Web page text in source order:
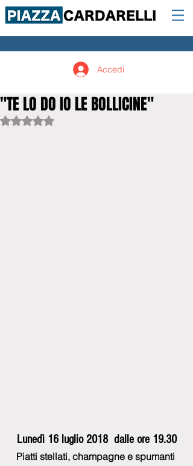
Accedi
"TE LO DO IO LE BOLLICINE"
Valutazione NaN stelle su 5.
Lunedì 16 luglio 2018  dalle ore 19.30
Piatti stellati, champagne e spumanti